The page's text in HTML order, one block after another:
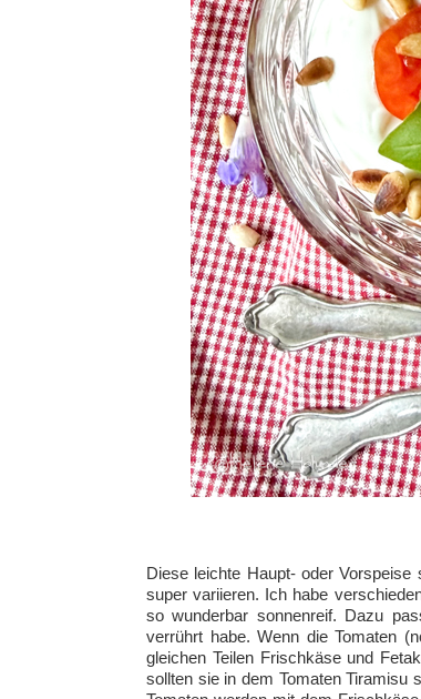
Diese leichte Haupt- oder
super variieren. Ich habe
so wunderbar sonnenreif. Dazu
verrührt habe. Wenn die Tomaten
gleichen Teilen Frischkäse und
sollten sie in dem Tomaten Tiramisu